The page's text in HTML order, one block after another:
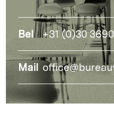
Bel +31 (0)30
Mail